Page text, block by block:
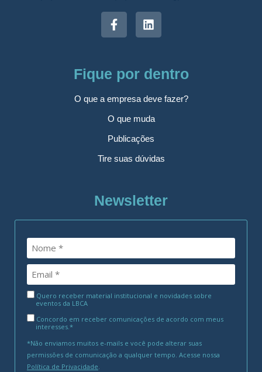
Fique por dentro
O que a empresa deve fazer?
O que muda
Publicações
Tire suas dúvidas
Newsletter
Quero receber material institucional e novidades sobre
eventos da LBCA
Concordo em receber comunicações de acordo com meus
interesses.*
*Não enviamos muitos e-mails e você pode alterar suas
permissões de comunicação a qualquer tempo. Acesse nossa
Política de Privacidade.